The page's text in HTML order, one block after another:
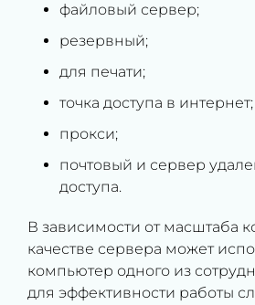
файловый сервер;
резервный;
для печати;
точка доступа в интернет;
прокси;
почтовый и сервер
доступа.
В зависимости от масштаба
качестве сервера может
компьютер одного из
для эффективности работы